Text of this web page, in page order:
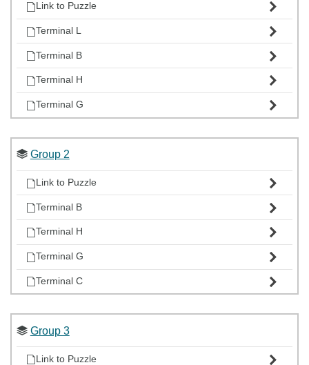
Link to Puzzle
Terminal L
Terminal B
Terminal H
Terminal G
Group 2
Link to Puzzle
Terminal B
Terminal H
Terminal G
Terminal C
Group 3
Link to Puzzle